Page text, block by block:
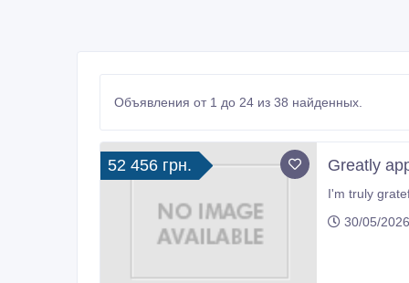
Объявления от 1 до 24 из 38 найденных.
52 456 грн. Greatly
I'm truly
30/05/